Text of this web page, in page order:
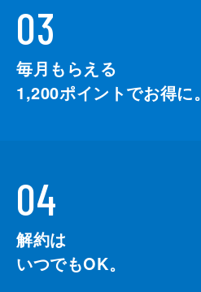
03
毎月もらえる
1,200ポイントでお得に。
04
解約は
いつでもOK。